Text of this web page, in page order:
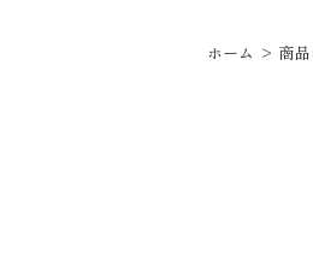
ホーム > 商